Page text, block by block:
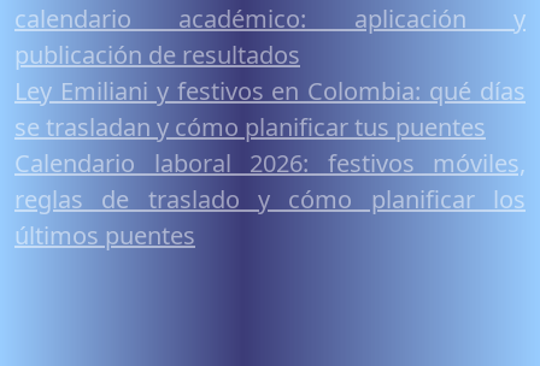
calendario académico: aplicación y
publicación de resultados
Ley Emiliani y festivos en Colombia: qué días
se trasladan y cómo planificar tus puentes
Calendario laboral 2026: festivos móviles,
reglas de traslado y cómo planificar los
últimos puentes